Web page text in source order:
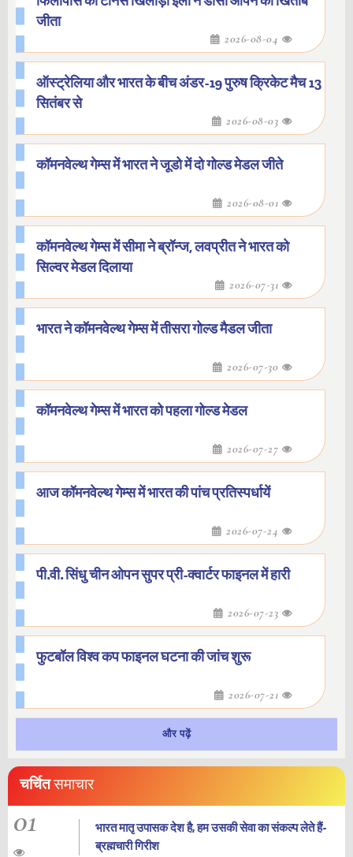
जीता
2026-08-04
ऑस्ट्रेलिया और भारत के बीच अंडर-19 पुरुष क्रिकेट मैच 13
सितंबर से
2026-08-03
कॉमनवेल्थ गेम्स में भारत ने जूडो में दो गोल्ड मेडल जीते
2026-08-01
कॉमनवेल्थ गेम्स में सीमा ने ब्रॉन्ज, लवप्रीत ने भारत को
सिल्वर मेडल दिलाया
2026-07-31
भारत ने कॉमनवेल्थ गेम्स में तीसरा गोल्ड मैडल जीता
2026-07-30
कॉमनवेल्थ गेम्स में भारत को पहला गोल्ड मेडल
2026-07-27
आज कॉमनवेल्थ गेम्स में भारत की पांच प्रतिस्पर्धायें
2026-07-24
पी.वी. सिंधु चीन ओपन सुपर प्री-क्वार्टर फाइनल में हारी
2026-07-23
फुटबॉल विश्व कप फाइनल घटना की जांच शुरू
2026-07-21
और पढ़ें
चर्चितसमाचार
01
भारत मातृ उपासक देश है, हम उसकी सेवा का संकल्प लेते हैं-
ब्रह्मचारी गिरीश